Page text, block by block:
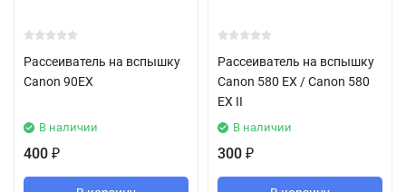
Рассеиватель на вспышку
Canon 90EX
В наличии
400 ₽
Рассеиватель на вспышку
Canon 580 EX / Canon 580
EX II
В наличии
300 ₽